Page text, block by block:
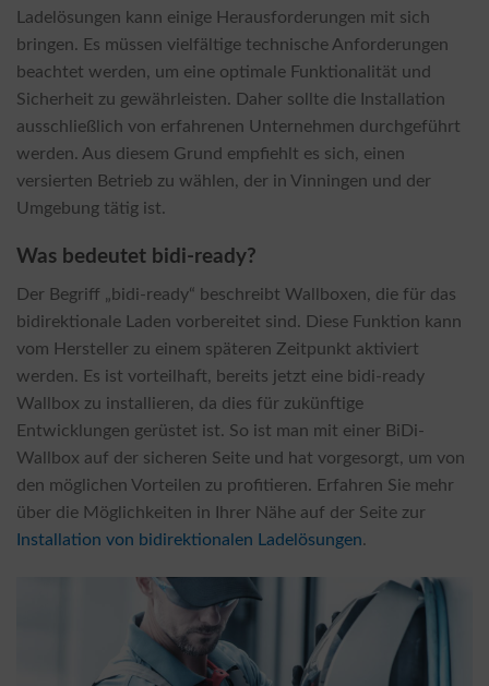
Ladelösungen kann einige Herausforderungen mit sich
bringen. Es müssen vielfältige technische Anforderungen
beachtet werden, um eine optimale Funktionalität und
Sicherheit zu gewährleisten. Daher sollte die Installation
ausschließlich von erfahrenen Unternehmen durchgeführt
werden. Aus diesem Grund empfiehlt es sich, einen
versierten Betrieb zu wählen, der in Vinningen und der
Umgebung tätig ist.
Was bedeutet bidi-ready?
Der Begriff „bidi-ready“ beschreibt Wallboxen, die für das
bidirektionale Laden vorbereitet sind. Diese Funktion kann
vom Hersteller zu einem späteren Zeitpunkt aktiviert
werden. Es ist vorteilhaft, bereits jetzt eine bidi-ready
Wallbox zu installieren, da dies für zukünftige
Entwicklungen gerüstet ist. So ist man mit einer BiDi-
Wallbox auf der sicheren Seite und hat vorgesorgt, um von
den möglichen Vorteilen zu profitieren. Erfahren Sie mehr
über die Möglichkeiten in Ihrer Nähe auf der Seite zur
Installation von bidirektionalen Ladelösungen.